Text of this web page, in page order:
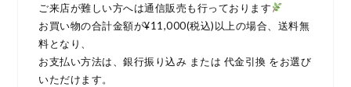
ご来店が難しい方へは通信販売も行っております
お買い物の合計金額が¥11,000(税込)以上の場合、送料無
料となり、
お支払い方法は、銀行振り込み または 代金引換 をお選び
いただけます。